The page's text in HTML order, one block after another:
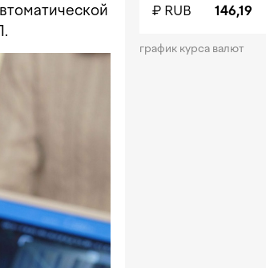
₽ RUB
146,19
график курса валют